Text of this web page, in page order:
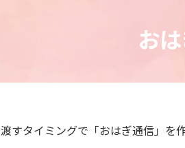
お
すタイミングで「おはぎ通信」を